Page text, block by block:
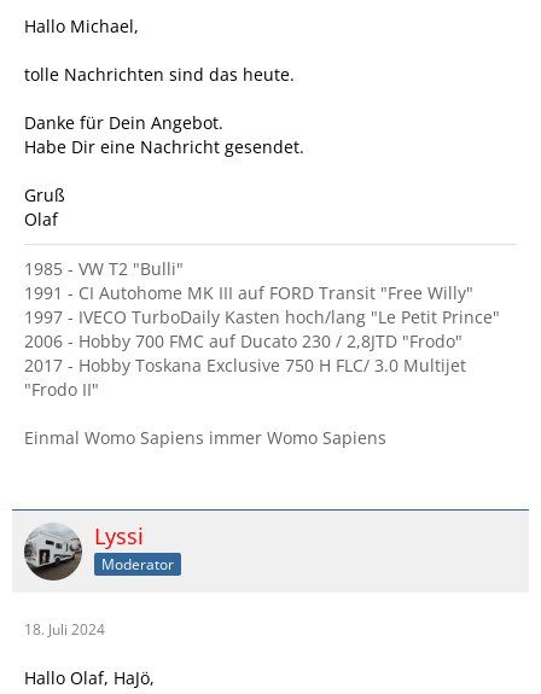
Hallo Michael,
tolle Nachrichten sind das heute.
Danke für Dein Angebot.
Habe Dir eine Nachricht gesendet.
Gruß
Olaf
1985 - VW T2 "Bulli"
1991 - CI Autohome MK III auf FORD Transit "Free Willy"
1997 - IVECO TurboDaily Kasten hoch/lang "Le Petit Prince"
2006 - Hobby 700 FMC auf Ducato 230 / 2,8JTD "Frodo"
2017 - Hobby Toskana Exclusive 750 H FLC/ 3.0 Multijet
"Frodo II"
Einmal Womo Sapiens immer Womo Sapiens
Lyssi
Moderator
18. Juli 2024
Hallo Olaf, HaJö,